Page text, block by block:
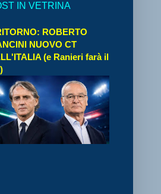
IN VETRINA
ROBERTO
NUOVO CT
(e Ranieri farà il